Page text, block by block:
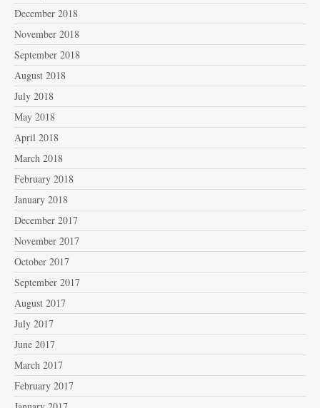
December 2018
November 2018
September 2018
August 2018
July 2018
May 2018
April 2018
March 2018
February 2018
January 2018
December 2017
November 2017
October 2017
September 2017
August 2017
July 2017
June 2017
March 2017
February 2017